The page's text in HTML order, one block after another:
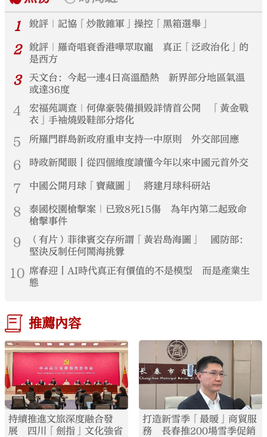
1
銳評｜記協「炒散雜軍」操控「黑箱選舉」
2
銳評｜羅奇唱衰香港嘩眾取寵 真正「泛政治化」的
是西方
3
天文台：今起一連4日高溫酷熱 新界部分地區氣溫
或達36度
4
宏福苑調查｜何偉豪裝備損毀詳情首公開 「黃金戰
衣」手袖燒毀鞋部分熔化
5 所羅門群島新政府重申支持一中原則 外交部回應
6 時政新聞眼丨從四個維度讀懂今年以來中國元首外交
7 中國公開月球「寶藏圖」 將建月球科研站
8
泰國校園槍擊案｜已致8死15傷 為年內第二起致命
槍擊事件
9
（有片）菲律賓交存所謂「黃岩島海圖」 國防部：
堅決反制任何鬧海挑釁
10 席春迎丨AI時代真正有價值的不是模型 而是產業生
態
推薦內容
持續推進文旅深度融合發
展 四川「劍指」文化強省
打造新雪季「最暖」商貿服
務 長春推200場雪季促銷